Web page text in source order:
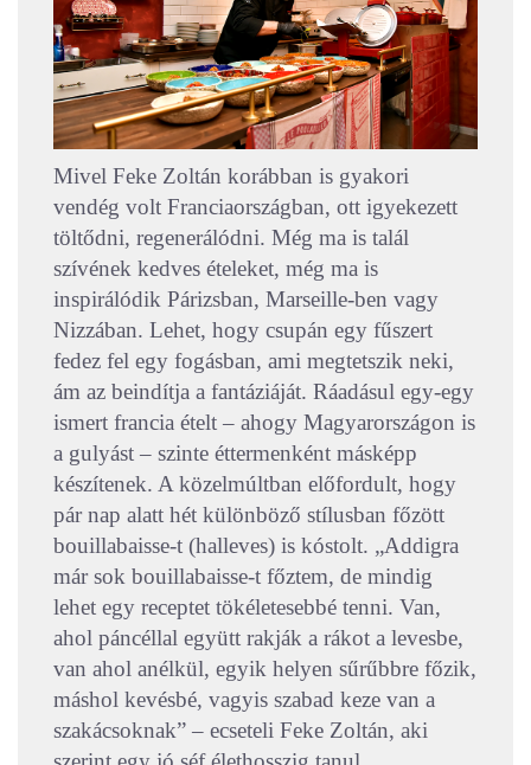
Mivel Feke Zoltán korábban is gyakori
vendég volt Franciaországban, ott igyekezett
töltődni, regenerálódni. Még ma is talál
szívének kedves ételeket, még ma is
inspirálódik Párizsban, Marseille-ben vagy
Nizzában. Lehet, hogy csupán egy fűszert
fedez fel egy fogásban, ami megtetszik neki,
ám az beindítja a fantáziáját. Ráadásul egy-egy
ismert francia ételt – ahogy Magyarországon is
a gulyást – szinte éttermenként másképp
készítenek. A közelmúltban előfordult, hogy
pár nap alatt hét különböző stílusban főzött
bouillabaisse-t (halleves) is kóstolt. „Addigra
már sok bouillabaisse-t főztem, de mindig
lehet egy receptet tökéletesebbé tenni. Van,
ahol páncéllal együtt rakják a rákot a levesbe,
van ahol anélkül, egyik helyen sűrűbbre főzik,
máshol kevésbé, vagyis szabad keze van a
szakácsoknak” – ecseteli Feke Zoltán, aki